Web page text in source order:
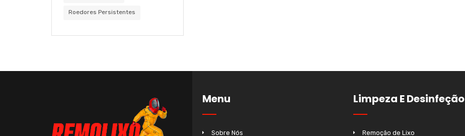
Roedores Persistentes
Menu
Sobre Nós
Limpeza E Desinfeção
Remoção de Lixo